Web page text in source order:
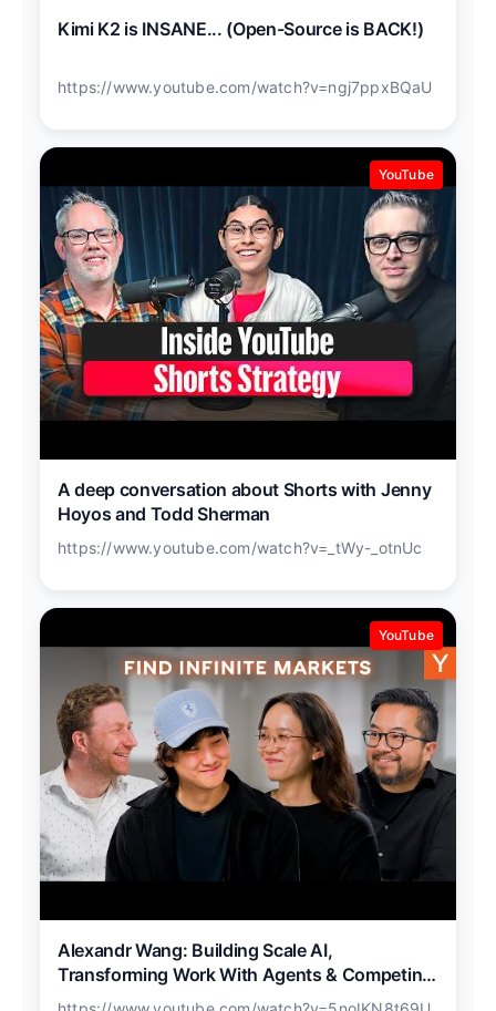
Kimi K2 is INSANE... (Open-Source is BACK!)
https://www.youtube.com/watch?v=ngj7ppxBQaU
YouTube
A deep conversation about Shorts with Jenny
Hoyos and Todd Sherman
https://www.youtube.com/watch?v=_tWy-_otnUc
YouTube
Alexandr Wang: Building Scale AI,
Transforming Work With Agents & Competing
With China